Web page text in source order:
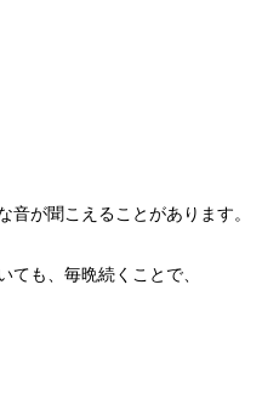
音が聞こえることがあります。
ても、毎晩続くことで、